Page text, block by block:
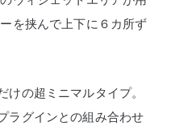
を挟んで上下に６カ所ず
の超ミニマルタイプ。
ラグインとの組み合わせ